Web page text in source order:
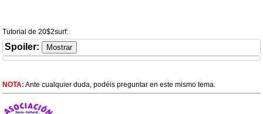
Tutorial de 20$2surf:
Spoiler:
NOTA: Ante cualquier duda, podéis preguntar en este mismo tema.